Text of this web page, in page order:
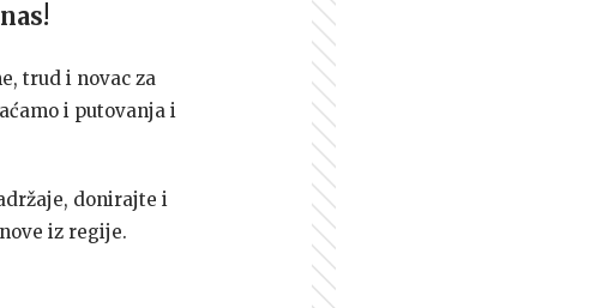
trud i novac za
i putovanja i
donirajte i
iz regije.